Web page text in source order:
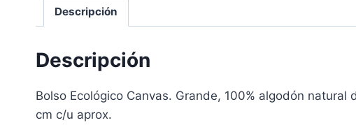
Descripción
Descripción
Bolso Ecológico Canvas. Grande, 100% algodón
cm c/u aprox.